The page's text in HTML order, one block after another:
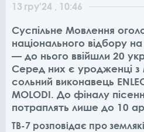
13 гру'24 , 10:46
Суспільне Мовлення
національного відбору
— до нього ввійшли 20
Серед них є уродженці з
сольний виконавець
MOLODI. До фіналу
потраплять лише до 10
ТВ-7 розповідає про